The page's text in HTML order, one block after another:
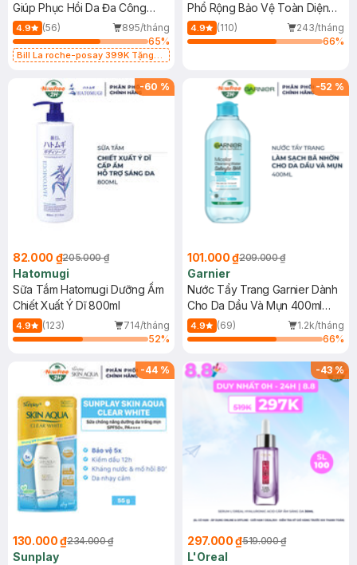
Giúp Phục Hồi Da Đa Công
Dụng 40ml
4.9 (56)
895/tháng
65%
Bill La roche-posay 399K Tặng
(SL có hạn)
Phổ Rộng Bảo Vệ Toàn Diện
40ml
4.9 (110)
243/tháng
66%
-60 %
82.000 ₫205.000 ₫
Hatomugi
Sữa Tắm Hatomugi Dưỡng Ẩm
Chiết Xuất Ý Dĩ 800ml
4.9 (123)
714/tháng
52%
-52 %
101.000 ₫209.000 ₫
Garnier
Nước Tẩy Trang Garnier Dành
Cho Da Dầu Và Mụn 400ml
(Mới)
4.9 (69)
1.2k/tháng
66%
-44 %
130.000 ₫234.000 ₫
Sunplay
-43%
297.000 ₫519.000 ₫
L'Oreal